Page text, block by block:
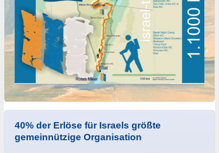
40% der Erlöse für Israels größte
gemeinnützige Organisation